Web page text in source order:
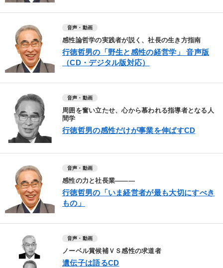
音声・動画
感性論哲学の実践者が説く、社長の生き方指南
行徳哲男の「野生と感性の経営学」 音声版
（CD・デジタル版対応）
音声・動画
周囲を奮い立たせ、心から慕われる指導者となる人
間学
行徳哲男の感性だけが事業を伸ばすCD
音声・動画
感性の力と社長業―――
行徳哲男の「いま経営者が最も大切にすべき
もの」
音声・動画
ノーベル賞候補ＶＳ感性の求道者
遺伝子は語るCD